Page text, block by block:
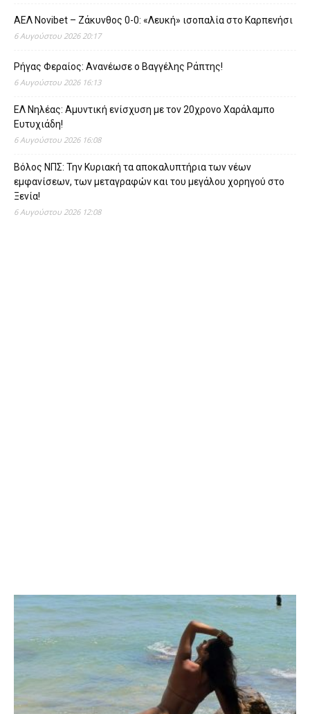
ΑΕΛ Novibet – Ζάκυνθος 0-0: «Λευκή» ισοπαλία στο Καρπενήσι
6 Αυγούστου 2026 20:17
Ρήγας Φεραίος: Ανανέωσε ο Βαγγέλης Ράπτης!
6 Αυγούστου 2026 16:13
ΕΛ Νηλέας: Αμυντική ενίσχυση με τον 20χρονο Χαράλαμπο
Ευτυχιάδη!
6 Αυγούστου 2026 16:08
Βόλος ΝΠΣ: Την Κυριακή τα αποκαλυπτήρια των νέων
εμφανίσεων, των μεταγραφών και του μεγάλου χορηγού στο
Ξενία!
6 Αυγούστου 2026 12:08